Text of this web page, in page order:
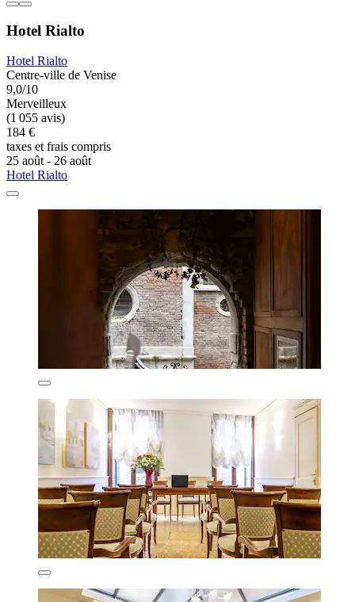
Hotel Rialto
Hotel Rialto
Centre-ville de Venise
9,0/10
Merveilleux
(1 055 avis)
184 €
taxes et frais compris
25 août - 26 août
Hotel Rialto